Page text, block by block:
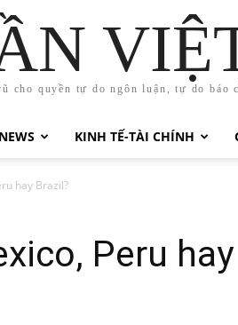
cho quyền tự do ngôn luận, tự do báo
NEWS KINH TẾ-TÀI CHÍNH
hay Brazil?
Peru hay